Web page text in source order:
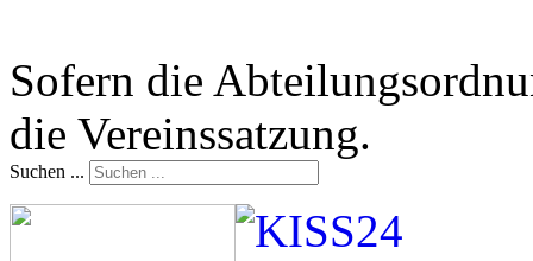
Sofern die
die Vereinssatzung.
Suchen ...